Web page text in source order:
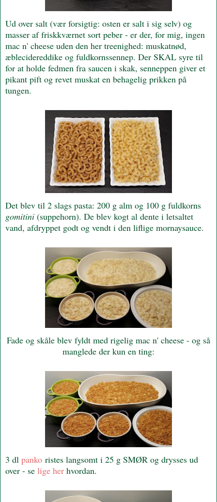
Ud over salt (vær forsigtig: osten er salt i sig selv) og
masser af friskkværnet sort peber - er der, for mig, ingen
mac n' cheese uden den her treenighed: muskatnød,
æblecidereddike og fuldkornssennep. Der SKAL syre til
for at holde fedmen fra saucen i skak, senneppen giver et
pikant pift og revet muskat en behagelig prikken på
tungen.
Det blev til 2 slags pasta: 200 g alm og 100 g fuldkorns
gomitini (suppehorn). De blev kogt al dente i letsaltet
vand, afdryppet godt og vendt i den liflige mornaysauce.
Fade og skåle blev fyldt med rigelig mac n' cheese - og så
manglede der kun en ting:
3 dl panko ristes langsomt i 25 g SMØR og drysses ud
over - se lige her hvordan.